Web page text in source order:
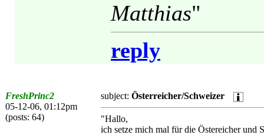
Matthias"
reply
FreshPrinc2
05-12-06, 01:12pm
(posts: 64)
subject: Österreicher/Schweizer
"Hallo,
ich setze mich mal für die Östereicher und